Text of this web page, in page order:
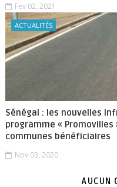
Fev 02, 2021
ACTUALITÉS
Sénégal : les nouvelles
programme «
communes bénéficiaires
Nov 03, 2020
AUCUN